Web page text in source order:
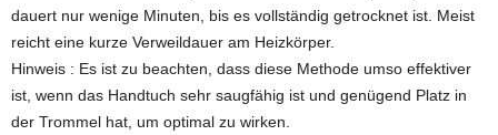
dauert nur wenige Minuten, bis es vollständig getrocknet ist. Meist
reicht eine kurze Verweildauer am Heizkörper.
Hinweis : Es ist zu beachten, dass diese Methode umso effektiver
ist, wenn das Handtuch sehr saugfähig ist und genügend Platz in
der Trommel hat, um optimal zu wirken.